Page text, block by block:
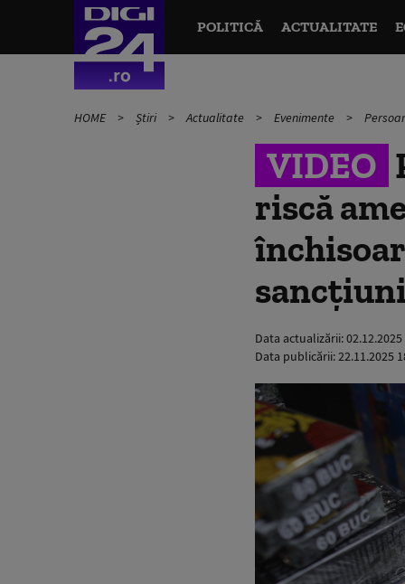
POLITICĂ ACTUALITATE
HOME Știri Actualitate Evenimente
VIDEO
riscă
Data actualizării:02.12.2025
Data publicării:22.11.2025